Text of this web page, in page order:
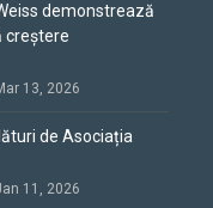
demonstrează
creștere
13, 2026
de Asociația
11, 2026